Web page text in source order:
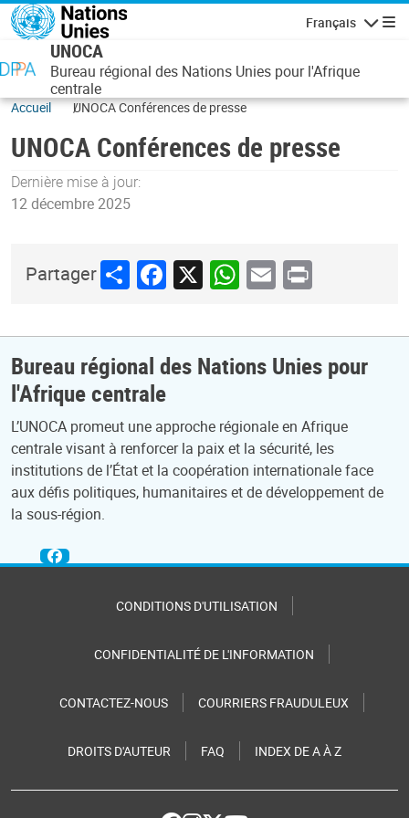
Aller au contenu principal
Français
UNOCA
Bureau régional des Nations Unies pour l'Afrique
centrale
Accueil UNOCA Conférences de presse
UNOCA Conférences de presse
Dernière mise à jour:
12 décembre 2025
PartagerShareFacebook
X WhatsApp
Email
Print
Bureau régional des Nations Unies pour
l'Afrique centrale
L’UNOCA promeut une approche régionale en Afrique
centrale visant à renforcer la paix et la sécurité, les
institutions de l’État et la coopération internationale face
aux défis politiques, humanitaires et de développement de
la sous-région.
CONDITIONS D'UTILISATION
CONFIDENTIALITÉ DE L'INFORMATION
CONTACTEZ-NOUS COURRIERS FRAUDULEUX
DROITS D'AUTEUR FAQ INDEX DE A À Z